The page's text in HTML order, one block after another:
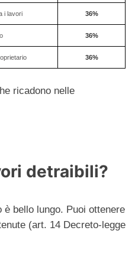
i lavori 36%
36%
36%
ricadono nelle
detraibili?
è bello lungo. Puoi ottenere
(art. 14 Decreto-legge